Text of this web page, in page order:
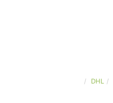
DHL